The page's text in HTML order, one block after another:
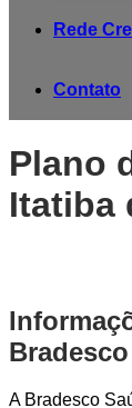
Rede
Contato
Plano
Itatiba
A Bradesco